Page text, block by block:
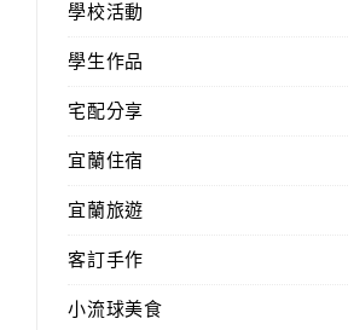
學校活動
學生作品
宅配分享
宜蘭住宿
宜蘭旅遊
客訂手作
小流球美食